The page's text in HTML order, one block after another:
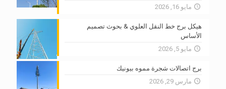
مايو 16, 2026
هيكل برج خط النقل العلوي & بحوث تصميم
الأساس
مايو 5, 2026
برج اتصالات شجرة مموه بيونيك
مارس 29, 2026